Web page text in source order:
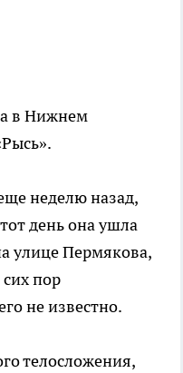
в Нижнем
неделю назад,
день она ушла
улице Пермякова,
пор
не известно.
телосложения,